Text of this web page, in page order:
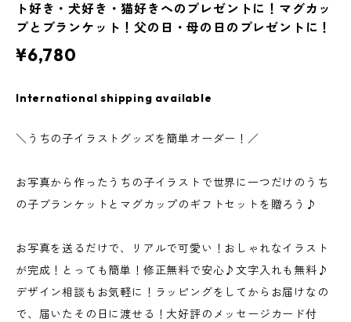
ト好き・犬好き・猫好きへのプレゼントに！マグカッ
プとブランケット！父の日・母の日のプレゼントに！
¥6,780
International shipping available
＼うちの子イラストグッズを簡単オーダー！／
お写真から作ったうちの子イラストで世界に一つだけのうち
の子ブランケットとマグカップのギフトセットを贈ろう♪
お写真を送るだけで、リアルで可愛い！おしゃれなイラスト
が完成！とっても簡単！修正無料で安心♪文字入れも無料♪
デザイン相談もお気軽に！ラッピングをしてからお届けなの
で、届いたその日に渡せる！大好評のメッセージカード付